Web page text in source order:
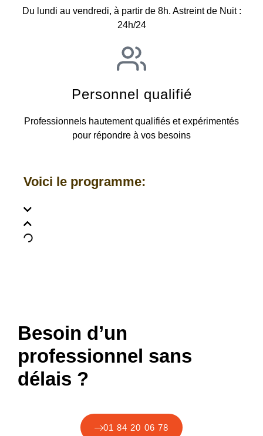
Du lundi au vendredi, à partir de 8h. Astreint de Nuit :
24h/24
Personnel qualifié
Professionnels hautement qualifiés et expérimentés
pour répondre à vos besoins
Voici le programme:
Besoin d’un
professionnel sans
délais ?
01 84 20 06 78